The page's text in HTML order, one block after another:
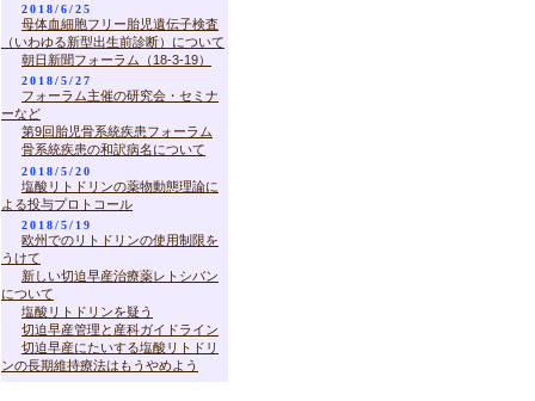
2018/6/25
母体血細胞フリー胎児遺伝子検査
（いわゆる新型出生前診断）について
朝日新聞フォーラム（18-3-19）
2018/5/27
フォーラム主催の研究会・セミナ
ーなど
第9回胎児骨系統疾患フォーラム
骨系統疾患の和訳病名について
2018/5/20
塩酸リトドリンの薬物動態理論に
よる投与プロトコール
2018/5/19
欧州でのリトドリンの使用制限を
うけて
新しい切迫早産治療薬レトシバン
について
塩酸リトドリンを疑う
切迫早産管理と産科ガイドライン
切迫早産にたいする塩酸リトドリ
ンの長期維持療法はもうやめよう